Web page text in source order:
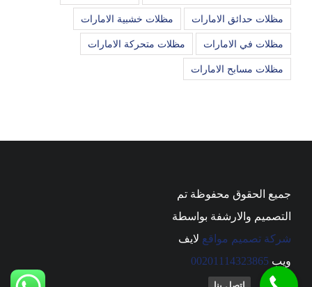
مظلات حدائق الامارات مظلات خشبية الامارات
مظلات في الامارات مظلات متحركة الامارات
مظلات مسابح الامارات
جميع الحقوق محفوظة تم
التصميم والارشفة بواسطة
شركة تصميم مواقع لايف
ويب 00201114323865